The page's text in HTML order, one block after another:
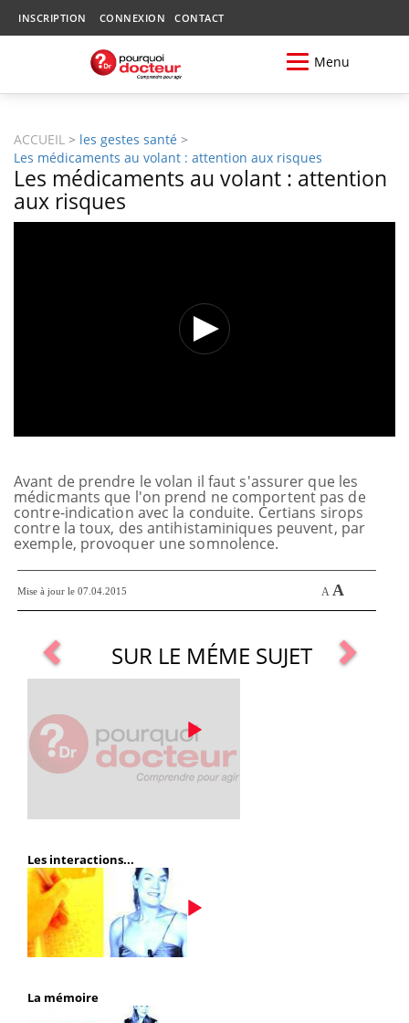
INSCRIPTION CONNEXION CONTACT
Menu
ACCUEIL > les gestes santé >
Les médicaments au volant : attention aux risques
Les médicaments au volant : attention
aux risques
Avant de prendre le volan il faut s'assurer que les
médicmants que l'on prend ne comportent pas de
contre-indication avec la conduite. Certians sirops
contre la toux, des antihistaminiques peuvent, par
exemple, provoquer une somnolence.
Mise à jour le 07.04.2015 A A
SUR LE MÉME SUJET
Les interactions...
La mémoire